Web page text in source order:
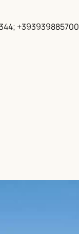
+393939885700